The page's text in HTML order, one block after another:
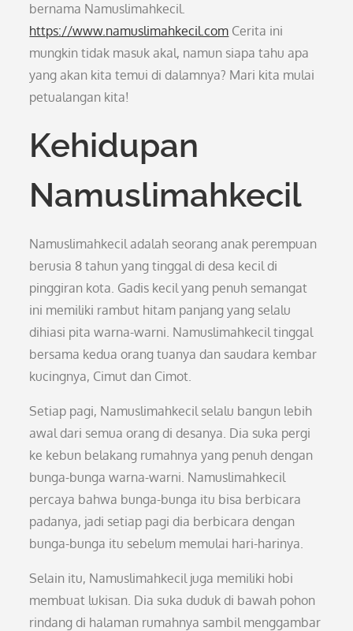
bernama Namuslimahkecil.
https://www.namuslimahkecil.com Cerita ini
mungkin tidak masuk akal, namun siapa tahu apa
yang akan kita temui di dalamnya? Mari kita mulai
petualangan kita!
Kehidupan
Namuslimahkecil
Namuslimahkecil adalah seorang anak perempuan
berusia 8 tahun yang tinggal di desa kecil di
pinggiran kota. Gadis kecil yang penuh semangat
ini memiliki rambut hitam panjang yang selalu
dihiasi pita warna-warni. Namuslimahkecil tinggal
bersama kedua orang tuanya dan saudara kembar
kucingnya, Cimut dan Cimot.
Setiap pagi, Namuslimahkecil selalu bangun lebih
awal dari semua orang di desanya. Dia suka pergi
ke kebun belakang rumahnya yang penuh dengan
bunga-bunga warna-warni. Namuslimahkecil
percaya bahwa bunga-bunga itu bisa berbicara
padanya, jadi setiap pagi dia berbicara dengan
bunga-bunga itu sebelum memulai hari-harinya.
Selain itu, Namuslimahkecil juga memiliki hobi
membuat lukisan. Dia suka duduk di bawah pohon
rindang di halaman rumahnya sambil menggambar